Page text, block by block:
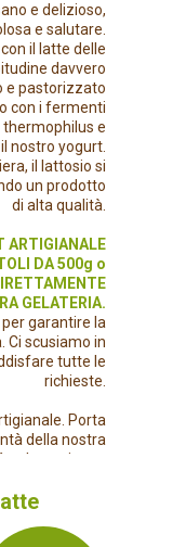
e delizioso,
e salutare.
il latte delle
davvero
e pastorizzato
con i fermenti
e
nostro yogurt.
il lattosio si
un prodotto
di alta qualità.
ARTIGIANALE
DA 500g o
GELATERIA.
garantire la
Ci scusiamo in
tutte le
richieste.
Porta
della nostra
un'esperienza